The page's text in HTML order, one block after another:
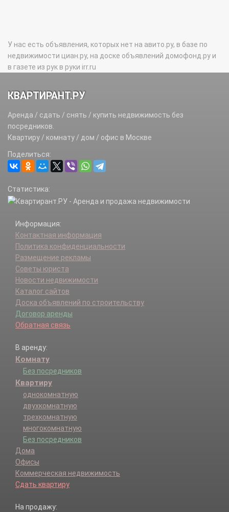
У нас есть объявления, которых нет на авито.ру, в базе по
недвижимости циан.ру, на доске объявлений домофонд.ру и
в газете из рук в руки irr.ru
КВАРТИРАНТ.РУ
Аренда / сдать / снять / купить недвижимость без
посредников.
Квартиру / комнату / дом / офис в Москве
Поделиться:
Статистика:
Информация:
Контактная информация
Политика конфиденциальности
Размещение рекламы
Советы юриста
Новости недвижимости
Каталог сайтов
Доска объявлений по строительству
Договор аренды
Обратная связь
В аренду:
Комнату
Без посредников
Квартиру
однокомнатную
двухкомнатную
трехкомнатную
многокомнатную
Без посредников
Дома
Офисы
Коммерческая недвижимость
Сдать квартиру
На продажу: